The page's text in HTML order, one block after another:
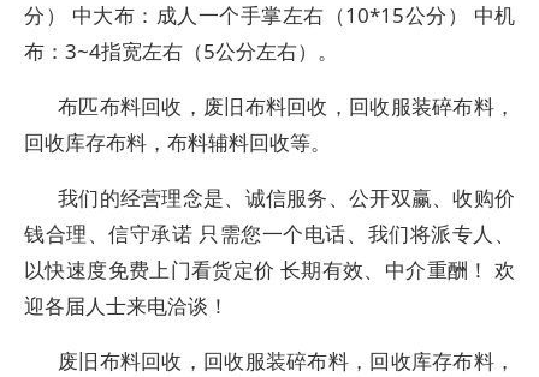
分） 中大布：成人一个手掌左右（10*15公分） 中机
布：3~4指宽左右（5公分左右）。
布匹布料回收，废旧布料回收，回收服装碎布料，
回收库存布料，布料辅料回收等。
我们的经营理念是、诚信服务、公开双赢、收购价
钱合理、信守承诺 只需您一个电话、我们将派专人、
以快速度免费上门看货定价 长期有效、中介重酬！ 欢
迎各届人士来电洽谈！
废旧布料回收，回收服装碎布料，回收库存布料，